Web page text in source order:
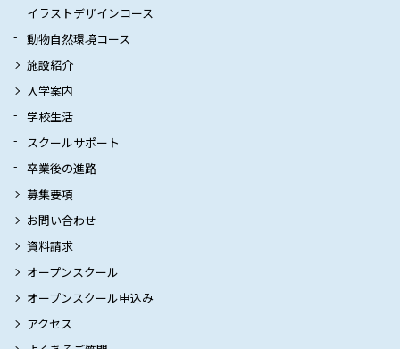
イラストデザインコース
動物自然環境コース
施設紹介
入学案内
学校生活
スクールサポート
卒業後の進路
募集要項
お問い合わせ
資料請求
オープンスクール
オープンスクール申込み
アクセス